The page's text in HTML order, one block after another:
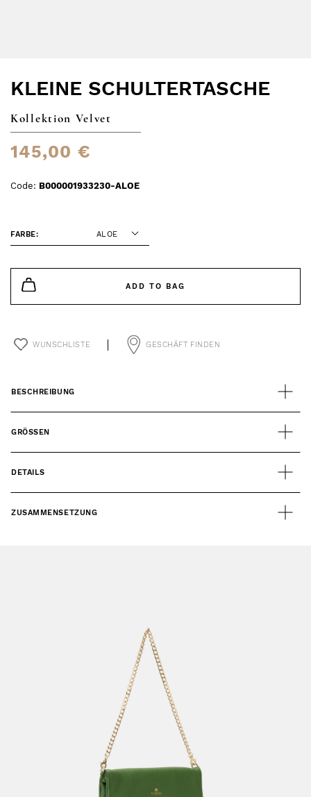
KLEINE SCHULTERTASCHE
Kollektion Velvet
145,00 €
Code: B000001933230-ALOE
FARBE: ALOE
ADD TO BAG
WUNSCHLISTE GESCHÄFT FINDEN
BESCHREIBUNG
GRÖSSEN
DETAILS
ZUSAMMENSETZUNG